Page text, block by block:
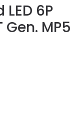
6P
Gen. MP5